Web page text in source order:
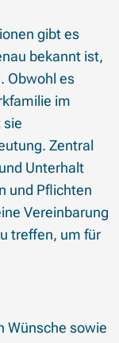
gibt es
bekannt ist,
Obwohl es
im
sie
Zentral
Unterhalt
und Pflichten
Vereinbarung
treffen, um für
Wünsche sowie